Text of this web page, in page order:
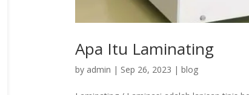
Apa Itu Laminating
by admin | Sep 26, 2023 | blog